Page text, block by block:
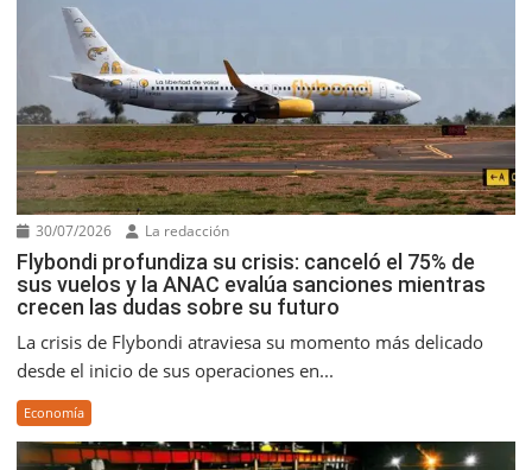
30/07/2026 La redacción
Flybondi profundiza su crisis: canceló el 75% de
sus vuelos y la ANAC evalúa sanciones mientras
crecen las dudas sobre su futuro
La crisis de Flybondi atraviesa su momento más delicado
desde el inicio de sus operaciones en...
Economía